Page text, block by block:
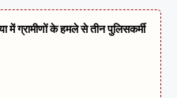
में ग्रामीणों के हमले से तीन पुलिसकर्मी